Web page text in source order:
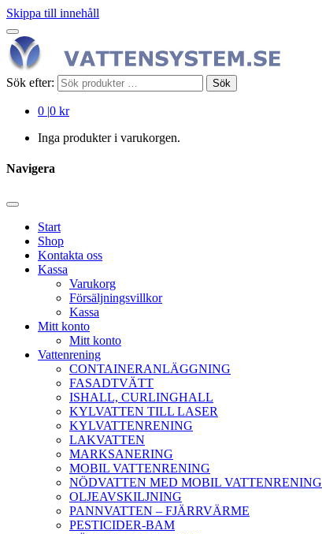
Skippa till innehåll
Sök efter: Sök
0 |0 kr
Inga produkter i varukorgen.
Navigera
Start
Shop
Kontakta oss
Kassa
Varukorg
Försäljningsvillkor
Kassa
Mitt konto
Mitt konto
Vattenrening
CONTAINERANLÄGGNING
FASADTVÄTT
ISHALL, CURLINGHALL
KYLVATTEN TILL LASER
KYLVATTENRENING
LAKVATTEN
MARKSANERING
MOBIL VATTENRENING
NÖDVATTEN MED MOBIL VATTENRENING
OLJEAVSKILJNING
PANNVATTEN – FJÄRRVÄRME
PESTICIDER-BAM